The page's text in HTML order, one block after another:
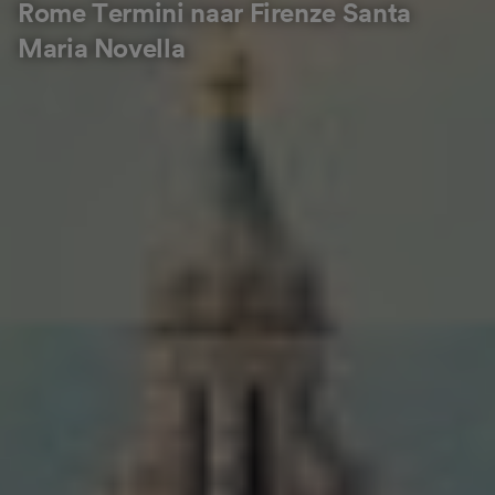
Rome Termini naar Firenze Santa
Maria Novella